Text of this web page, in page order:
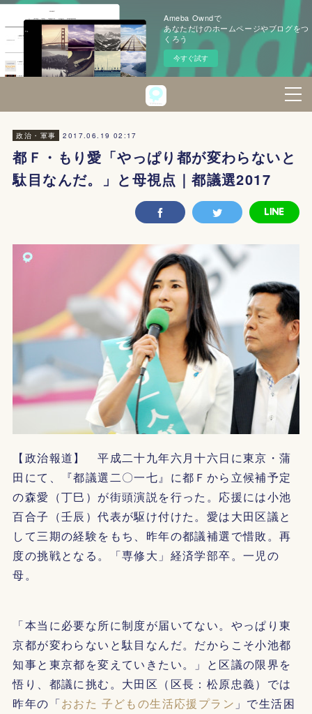
Ameba Owndで
あなただけのホームページやブログをつ
くろう
今すぐ試す
政治・軍事 2017.06.19 02:17
都Ｆ・もり愛「やっぱり都が変わらないと
駄目なんだ。」と母視点｜都議選2017
【政治報道】 平成二十九年六月十六日に東京・蒲
田にて、『都議選二〇一七』に都Ｆから立候補予定
の森愛（丁巳）が街頭演説を行った。応援には小池
百合子（壬辰）代表が駆け付けた。愛は大田区議と
して三期の経験をもち、昨年の都議補選で惜敗。再
度の挑戦となる。「専修大」経済学部卒。一児の
母。
「本当に必要な所に制度が届いてない。やっぱり東
京都が変わらないと駄目なんだ。だからこそ小池都
知事と東京都を変えていきたい。」と区議の限界を
悟り、都議に挑む。大田区（区長：松原忠義）では
昨年の「おおた 子どもの生活応援プラン 」で生活困